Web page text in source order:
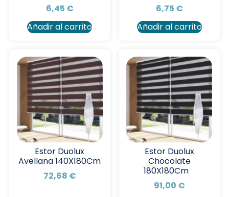
6,45 €
Añadir al carrito
6,75 €
Añadir al carrito
Estor Duolux
Avellana 140X180Cm
72,68 €
Estor Duolux
Chocolate
180X180Cm
91,00 €